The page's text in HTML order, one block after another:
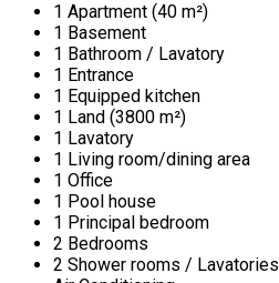
1 Apartment (40 m²)
1 Basement
1 Bathroom / Lavatory
1 Entrance
1 Equipped kitchen
1 Land (3800 m²)
1 Lavatory
1 Living room/dining area
1 Office
1 Pool house
1 Principal bedroom
2 Bedrooms
2 Shower rooms / Lavatories